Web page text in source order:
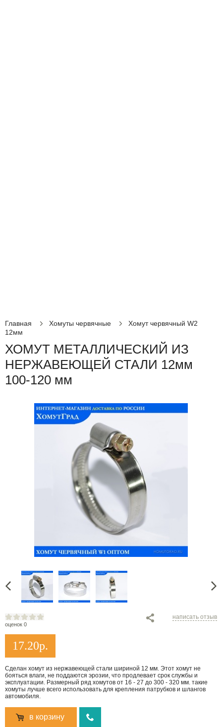
Главная Хомуты червячные
Хомут червячный W2
12мм
ХОМУТ МЕТАЛЛИЧЕСКИЙ ИЗ
НЕРЖАВЕЮЩЕЙ СТАЛИ 12мм
100-120 мм
оценок 0
написать отзыв
17.20р.
Сделан хомут из нержавеющей стали шириной 12 мм. Этот хомут не
бояться влаги, не поддаются эрозии, что продлевает срок службы и
эксплуатации. Размерный ряд хомутов от 16 - 27 до 300 - 320 мм. такие
хомуты лучше всего использовать для крепления патрубков и шлангов
автомобиля.
в корзину